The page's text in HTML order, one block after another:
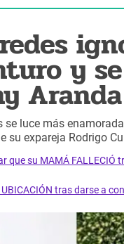
y
Aranda
se luce más
su expareja Rodrigo
que su MAMÁ FALLECIÓ
tras darse a